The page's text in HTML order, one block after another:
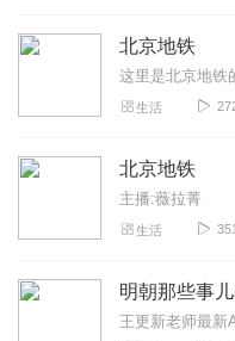
北京地铁
生活
北京地铁
主播:薇拉菁
生活
明朝那些事